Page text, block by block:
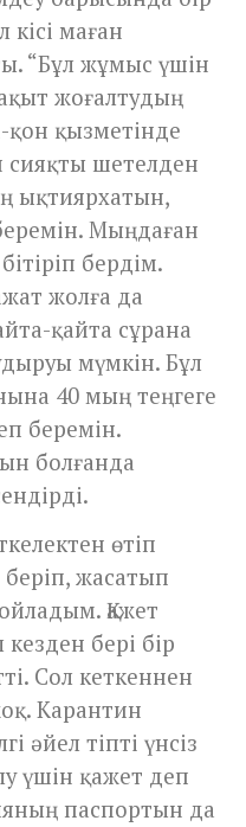
маған
“Бұл жұмыс үшін
жоғалтудың
қон қызметінде
сияқты шетелден
ықтиярхатын,
Мыңдаған
бердім.
жолға да
қайта сұрана
мүмкін. Бұл
40 мың теңгеге
беремін.
болғанда
өтіп
жасатып
Қажет
бері бір
Сол кеткеннен
Карантин
әйел тіпті үнсіз
үшін қажет деп
паспортын да